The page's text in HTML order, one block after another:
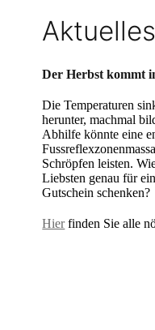
Aktuelles
Der Herbst kommt
Die Temperaturen
herunter, machmal
Abhilfe könnte eine
Schröpfen leisten.
Liebsten genau für
Gutschein schenken?
Hierfinden Sie alle